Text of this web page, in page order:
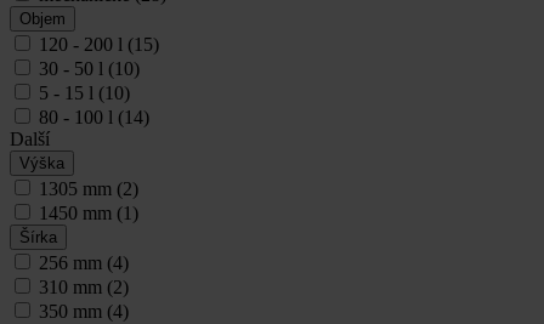
Objem
120 - 200 l (15)
30 - 50 l (10)
5 - 15 l (10)
80 - 100 l (14)
Další
Výška
1305 mm (2)
1450 mm (1)
Šírka
256 mm (4)
310 mm (2)
350 mm (4)